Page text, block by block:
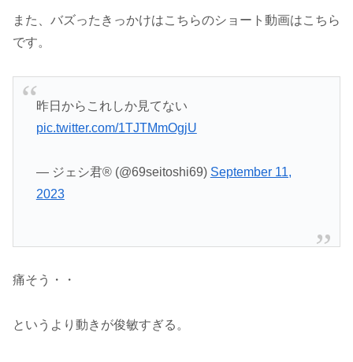
また、バズったきっかけはこちらのショート動画はこちら
です。
昨日からこれしか見てない
pic.twitter.com/1TJTMmOgjU
— ジェシ君®︎ (@69seitoshi69) September 11,
2023
痛そう・・
というより動きが俊敏すぎる。